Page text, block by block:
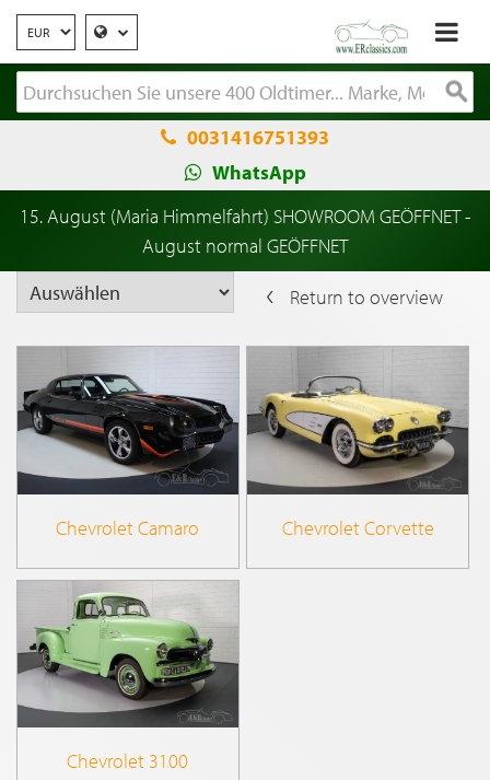
0031416751393
WhatsApp
15. August (Maria Himmelfahrt) SHOWROOM GEÖFFNET -
August normal GEÖFFNET
Return to overview
Chevrolet Camaro Chevrolet Corvette
Chevrolet 3100